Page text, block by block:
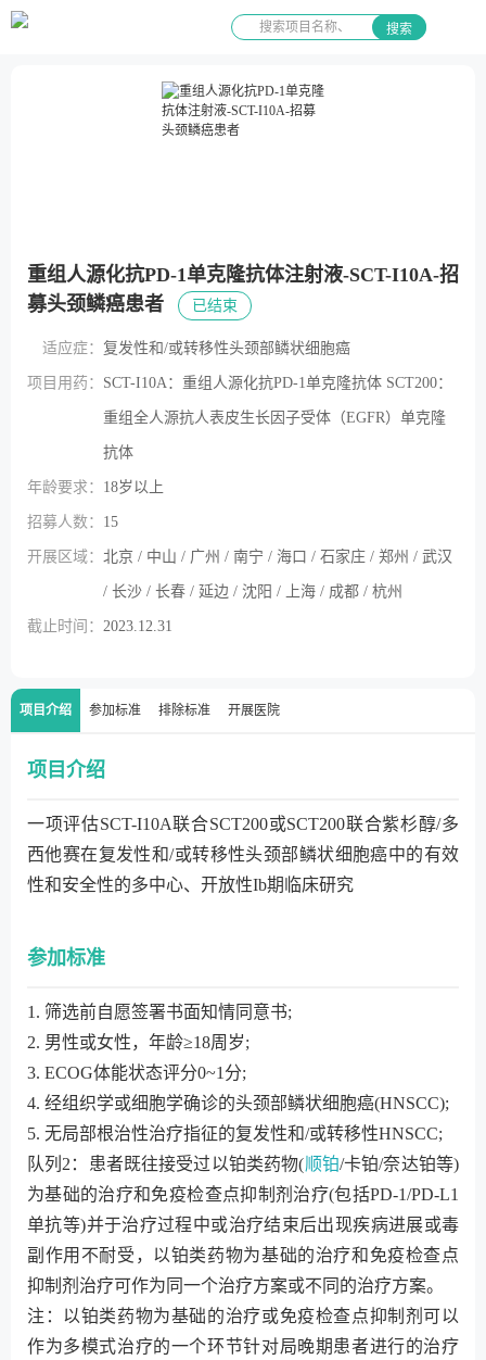
搜索
重组人源化抗PD-1单克隆抗体注射液-SCT-I10A-招
募头颈鳞癌患者
已结束
适应症： 复发性和/或转移性头颈部鳞状细胞癌
项目用药： SCT-I10A：重组人源化抗PD-1单克隆抗体 SCT200：
重组全人源抗人表皮生长因子受体（EGFR）单克隆
抗体
年龄要求： 18岁以上
招募人数： 15
开展区域： 北京 / 中山 / 广州 / 南宁 / 海口 / 石家庄 / 郑州 / 武汉
/ 长沙 / 长春 / 延边 / 沈阳 / 上海 / 成都 / 杭州
截止时间： 2023.12.31
项目介绍 参加标准 排除标准 开展医院
项目介绍
一项评估SCT-I10A联合SCT200或SCT200联合紫杉醇/多
西他赛在复发性和/或转移性头颈部鳞状细胞癌中的有效
性和安全性的多中心、开放性Ib期临床研究
参加标准
1. 筛选前自愿签署书面知情同意书;
2. 男性或女性，年龄≥18周岁;
3. ECOG体能状态评分0~1分;
4. 经组织学或细胞学确诊的头颈部鳞状细胞癌(HNSCC);
5. 无局部根治性治疗指征的复发性和/或转移性HNSCC;
队列2：患者既往接受过以铂类药物(顺铂/卡铂/奈达铂等)
为基础的治疗和免疫检查点抑制剂治疗(包括PD-1/PD-L1
单抗等)并于治疗过程中或治疗结束后出现疾病进展或毒
副作用不耐受，以铂类药物为基础的治疗和免疫检查点
抑制剂治疗可作为同一个治疗方案或不同的治疗方案。
注：以铂类药物为基础的治疗或免疫检查点抑制剂可以
作为多模式治疗的一个环节针对局晚期患者进行的治疗